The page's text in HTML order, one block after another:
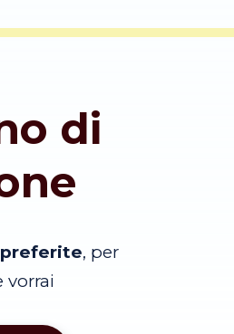
di
, per
vorrai